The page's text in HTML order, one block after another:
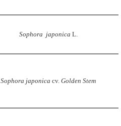
Sophora japonica L.
Sophora japonica cv. Golden Stem